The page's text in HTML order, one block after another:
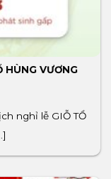
HÙNG VƯƠNG
nghỉ lễ GIỖ TỔ